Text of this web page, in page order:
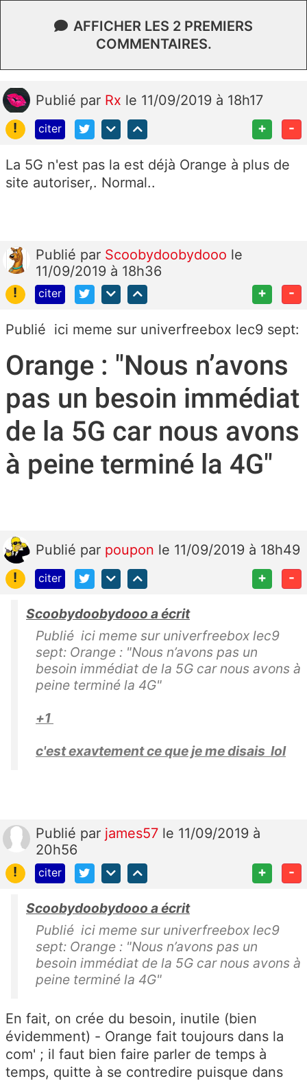
AFFICHER LES 2 PREMIERS
COMMENTAIRES.
Publié par Rx le 11/09/2019 à 18h17
!
citer + -
La 5G n'est pas la est déjà Orange à plus de
site autoriser,. Normal..
Publié par Scoobydoobydooo le
11/09/2019 à 18h36
!
citer + -
Publié ici meme sur univerfreebox lec9 sept:
Orange : "Nous n’avons
pas un besoin immédiat
de la 5G car nous avons
à peine terminé la 4G"
Publié par poupon le 11/09/2019 à 18h49
!
citer + -
Scoobydoobydooo a écrit
Publié ici meme sur univerfreebox lec9
sept: Orange : "Nous n’avons pas un
besoin immédiat de la 5G car nous avons à
peine terminé la 4G"
+1
c'est exavtement ce que je me disais lol
Publié par james57 le 11/09/2019 à
20h56
!
citer + -
Scoobydoobydooo a écrit
Publié ici meme sur univerfreebox lec9
sept: Orange : "Nous n’avons pas un
besoin immédiat de la 5G car nous avons à
peine terminé la 4G"
En fait, on crée du besoin, inutile (bien
évidemment) - Orange fait toujours dans la
com' ; il faut bien faire parler de temps à
temps, quitte à se contredire puisque dans